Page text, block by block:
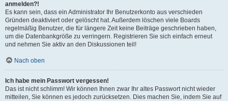
anmelden?!
Es kann sein, dass ein Administrator Ihr Benutzerkonto aus verschieden
Gründen deaktiviert oder gelöscht hat. Außerdem löschen viele Boards
regelmäßig Benutzer, die für längere Zeit keine Beiträge geschrieben haben,
um die Datenbankgröße zu verringern. Registrieren Sie sich einfach erneut
und nehmen Sie aktiv an den Diskussionen teil!
Nach oben
Ich habe mein Passwort vergessen!
Das ist nicht schlimm! Wir können Ihnen zwar Ihr altes Passwort nicht wieder
mitteilen, Sie können es jedoch zurücksetzen. Dies machen Sie, indem Sie auf